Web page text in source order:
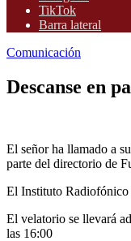
TikTok
Barra lateral
Comunicación
Descanse en
El señor ha llamado a
parte del directorio de
El Instituto Radiofónico
El velatorio se llevará
las 16:00